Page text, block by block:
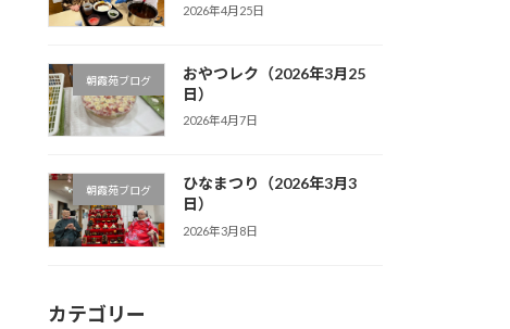
2026年4月25日
朝霞苑ブログ
おやつレク（2026年3月25
日）
2026年4月7日
朝霞苑ブログ
ひなまつり（2026年3月3
日）
2026年3月8日
カテゴリー